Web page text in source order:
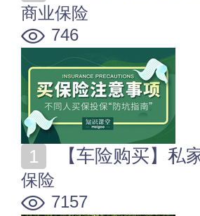
商业保险
746
【车险购买】私
保险
7157